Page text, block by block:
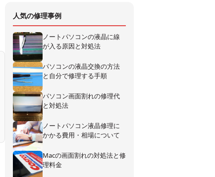
人気の修理事例
ノートパソコンの液晶に線
が入る原因と対処法
パソコンの液晶交換の方法
と自分で修理する手順
パソコン画面割れの修理代
と対処法
ノートパソコン液晶修理に
かかる費用・相場について
Macの画面割れの対処法と修
理料金